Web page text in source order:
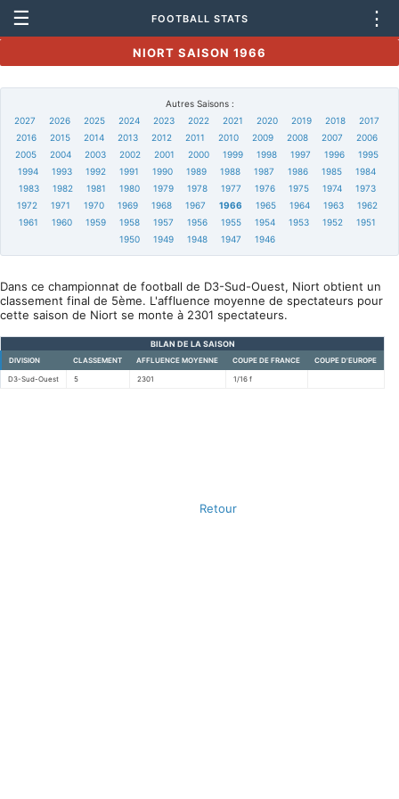
☰ FOOTBALL STATS ⋮
NIORT SAISON 1966
Autres Saisons :
2027
2026 2025 2024 2023 2022 2021 2020 2019 2018
2017
2016
2015 2014 2013 2012 2011 2010 2009 2008 2007
2006
2005
2004 2003 2002 2001 2000 1999 1998 1997 1996
1995
1994
1993 1992 1991 1990 1989 1988 1987 1986 1985
1984
1983
1982 1981 1980 1979 1978 1977 1976 1975 1974
1973
1972
1971 1970 1969 1968 1967 1966 1965 1964 1963
1962
1961
1960 1959 1958 1957 1956 1955 1954 1953 1952
1951
1950
1949 1948 1947 1946
Dans ce championnat de football de D3-Sud-Ouest, Niort obtient un
classement final de 5ème. L'affluence moyenne de spectateurs pour
cette saison de Niort se monte à 2301 spectateurs.
BILAN DE LA SAISON
DIVISION CLASSEMENT AFFLUENCE MOYENNE COUPE DE FRANCE COUPE D'EUROPE
D3-Sud-Ouest 5 2301 1/16 f
Retour